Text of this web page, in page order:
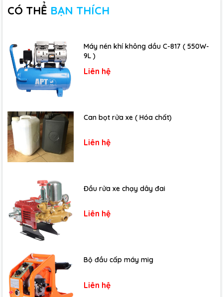
CÓ THỂ BẠN THÍCH
Máy nén khí không dầu C-817 ( 550W-
9L )
Liên hệ
Can bọt rửa xe ( Hóa chất)
Liên hệ
Đầu rửa xe chạy dây đai
Liên hệ
Bộ đầu cấp máy mig
Liên hệ